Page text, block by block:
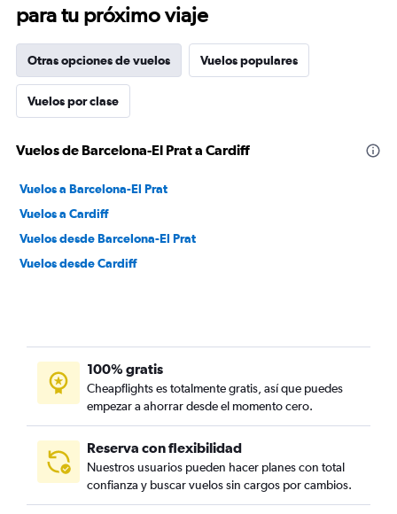
para tu próximo viaje
Otras opciones de vuelos Vuelos populares
Vuelos por clase
Vuelos de Barcelona-El Prat a Cardiff
Vuelos a Barcelona-El Prat
Vuelos a Cardiff
Vuelos desde Barcelona-El Prat
Vuelos desde Cardiff
100% gratis
Cheapflights es totalmente gratis, así que puedes
empezar a ahorrar desde el momento cero.
Reserva con flexibilidad
Nuestros usuarios pueden hacer planes con total
confianza y buscar vuelos sin cargos por cambios.